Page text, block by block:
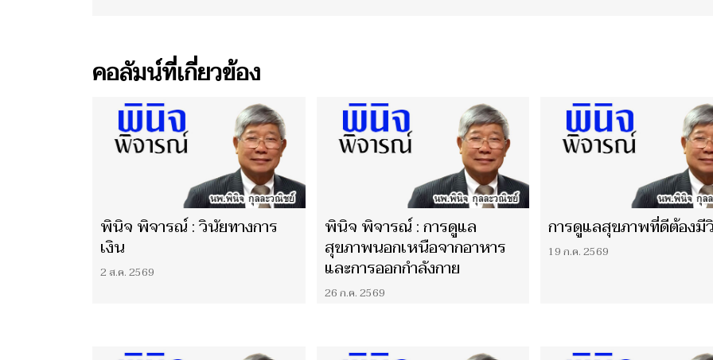
คอลัมน์ที่เกี่ยวข้อง
พินิจ พิจารณ์ : วินัยทางการ
เงิน
2 ส.ค. 2569
พินิจ พิจารณ์ : การดูแล
สุขภาพนอกเหนือจากอาหาร
และการออกกำลังกาย
26 ก.ค. 2569
การดูแลสุขภาพที่ดีต้องมี
19 ก.ค. 2569